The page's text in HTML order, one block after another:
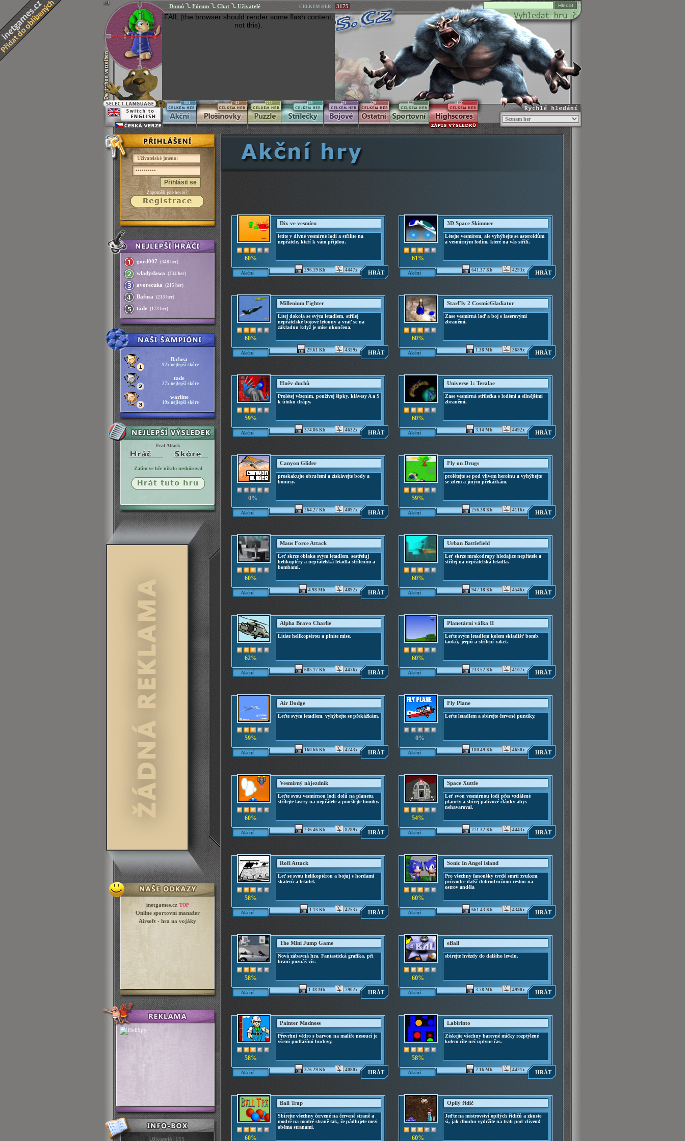
Domů Fórum Chat Uživatelé CELKEM HER: 3175
FAIL (the browser should render some flash content,
not this).
554 63 270 269 170 270 145 1412
Přihlásit se
Zapoměli jste heslo?
gord007 (348 her)
wladyslawa (334 her)
avorecuka (215 her)
Bafusa (213 her)
tade (173 her)
Bafusa
92x nejlepší skóre
tade
27x nejlepší skóre
warline
19x nejlepší skóre
Frat Attack
Zatím ve hře nikdo neskóroval
inetgames.cz TOP
Online sportovní manažer
Airsoft - hra na vojáky
Uživatelé: 155
60%
Dix ve vesmíru
letíte v divné vesmírné lodi a střílíte na
nepřátele, kteří k vám přijdou.
Akční HRÁT
4447x
296.19 Kb
61%
3D Space Skimmer
Létejte vesmírem, ale vyhýbejte se asteroidům
a vesmírným lodím, které na vás střílí.
Akční HRÁT
4293x
641.37 Kb
60%
Millenium Fighter
Lítej dokola se svým letadlem, střílej
nepřátelské bojové letouny a vrať se na
základnu když je mise ukončena.
Akční HRÁT
4359x
29.61 Kb
60%
StarFly 2 CosmicGladiator
Zase vesmírná loď a boj s laserovými
zbraněmi.
Akční HRÁT
3689x
1.38 Mb
59%
Hněv duchů
Prolétej vězením, používej šipky, klávesy A a S
k útoku drápy.
Akční HRÁT
4632x
374.86 Kb
60%
Universe 1: Teralae
Zase vesmírná střílečka s loděmi a silnějšími
zbraněmi.
Akční HRÁT
4492x
3.14 Mb
0%
Canyon Glider
proskakujte obručemi a získávejte body a
bonusy.
Akční HRÁT
4097x
264.27 Kb
59%
Fly on Drugs
prolétejte se pod vlivem heroinu a vyhýbejte
se zdem a jiným překážkám.
Akční HRÁT
4116x
256.38 Kb
60%
Maus Force Attack
Leť skrze oblaka svým letadlem, sestřeluj
helikoptéry a nepřátelská letadla střílením a
bombami.
Akční HRÁT
4892x
4.98 Mb
60%
Urban Battlefield
Leť skrze mrakodrapy hledajíce nepřátele a
střílej na nepřátelská letadla.
Akční HRÁT
4546x
947.18 Kb
62%
Alpha Bravo Charlie
Lítáte helikoptérou a plníte mise.
Akční HRÁT
4476x
685.17 Kb
60%
Planetární válka II
Leťte svým letadlem kolem skladišť bomb,
tanků, jeepů a střílení raket.
Akční HRÁT
4107x
233.52 Kb
59%
Air Dodge
Leťte svým letadlem, vyhýbejte se překážkám.
Akční HRÁT
4743x
160.66 Kb
0%
Fly Plane
Leťte letadlem a sbírejte červené puntíky.
Akční HRÁT
4650x
180.49 Kb
60%
Vesmírný nájezdník
Leťte svou vesmírnou lodí dolů na planetu,
střílejte lasery na nepřátele a pouštějte bomby.
Akční HRÁT
8289x
236.46 Kb
54%
Space Xuttle
Leť svou vesmírnou lodí přes vzdálené
planety a sbírej palivové články abys
nehavaroval.
Akční HRÁT
4443x
271.32 Kb
58%
Rofl Attack
Leť se svou helikoptérou a bojuj s hordami
skaterů a letadel.
Akční HRÁT
4253x
1.13 Kb
60%
Sonic In Angel Island
Pro všechny fanoušky tvrdé smrti zvukem,
průvodce další dobrodružnou cestou na
ostrov anděla
Akční HRÁT
4346x
661.43 Kb
58%
The Mini Jump Game
Nová zábavná hra. Fantastická grafika, při
hraní poznáš víc.
Akční HRÁT
7902x
1.38 Mb
60%
eBall
sbírejte hvězdy do dalšího levelu.
Akční HRÁT
4990x
3.78 Mb
58%
Painter Madness
Převrhni vědro s barvou na malíře nesoucí je
všemi podlažími budovy.
Akční HRÁT
4080x
376.29 Kb
58%
Labirinto
Získejte všechny barevné míčky rozptýlené
kolem cíle než uplyne čas.
Akční HRÁT
4421x
2.16 Mb
60%
Ball Trap
Sbírejte všechny červené na červené straně a
modré na modré straně tak, že pádlujete mezi
oběma stranami.
60%
Opilý řidič
Jeďte na mistrovství opilých řidičů a zkuste
si, jak dlouho vydržíte na trati pod vlivem!